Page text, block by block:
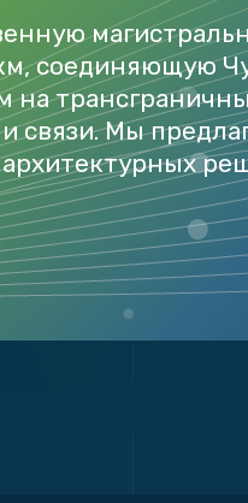
соединяющую
на
Мы